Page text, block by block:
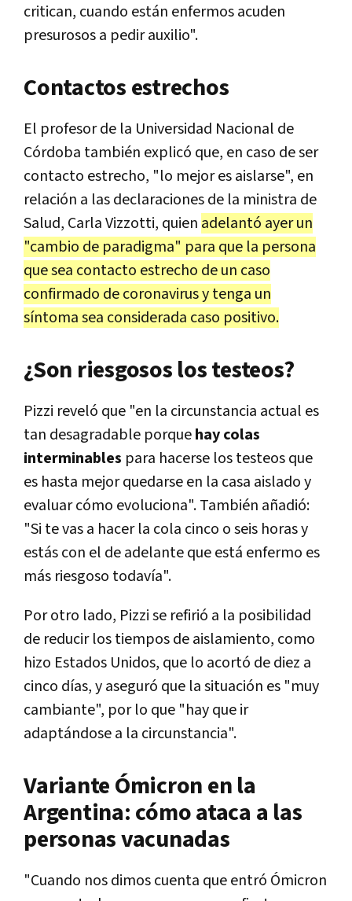
critican, cuando están enfermos acuden
presurosos a pedir auxilio".
Contactos estrechos
El profesor de la Universidad Nacional de
Córdoba también explicó que, en caso de ser
contacto estrecho, "lo mejor es aislarse", en
relación a las declaraciones de la ministra de
Salud, Carla Vizzotti, quien adelantó ayer un
"cambio de paradigma" para que la persona
que sea contacto estrecho de un caso
confirmado de coronavirus y tenga un
síntoma sea considerada caso positivo.
¿Son riesgosos los testeos?
Pizzi reveló que "en la circunstancia actual es
tan desagradable porquehay colas
interminables para hacerse los testeos que
es hasta mejor quedarse en la casa aislado y
evaluar cómo evoluciona". También añadió:
"Si te vas a hacer la cola cinco o seis horas y
estás con el de adelante que está enfermo es
más riesgoso todavía".
Por otro lado, Pizzi se refirió a la posibilidad
de reducir los tiempos de aislamiento, como
hizo Estados Unidos, que lo acortó de diez a
cinco días, y aseguró que la situación es "muy
cambiante", por lo que "hay que ir
adaptándose a la circunstancia".
Variante Ómicron en la
Argentina: cómo ataca a las
personas vacunadas
"Cuando nos dimos cuenta que entró Ómicron